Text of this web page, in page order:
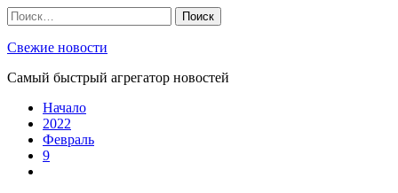
Skip
to
content
Найти:
Свежие новости
Самый быстрый агрегатор новостей
Начало
2022
Февраль
9